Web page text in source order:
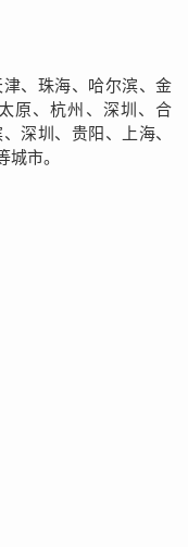
、珠海、哈尔滨、金
原、杭州、深圳、合
深圳、贵阳、上海、
市。